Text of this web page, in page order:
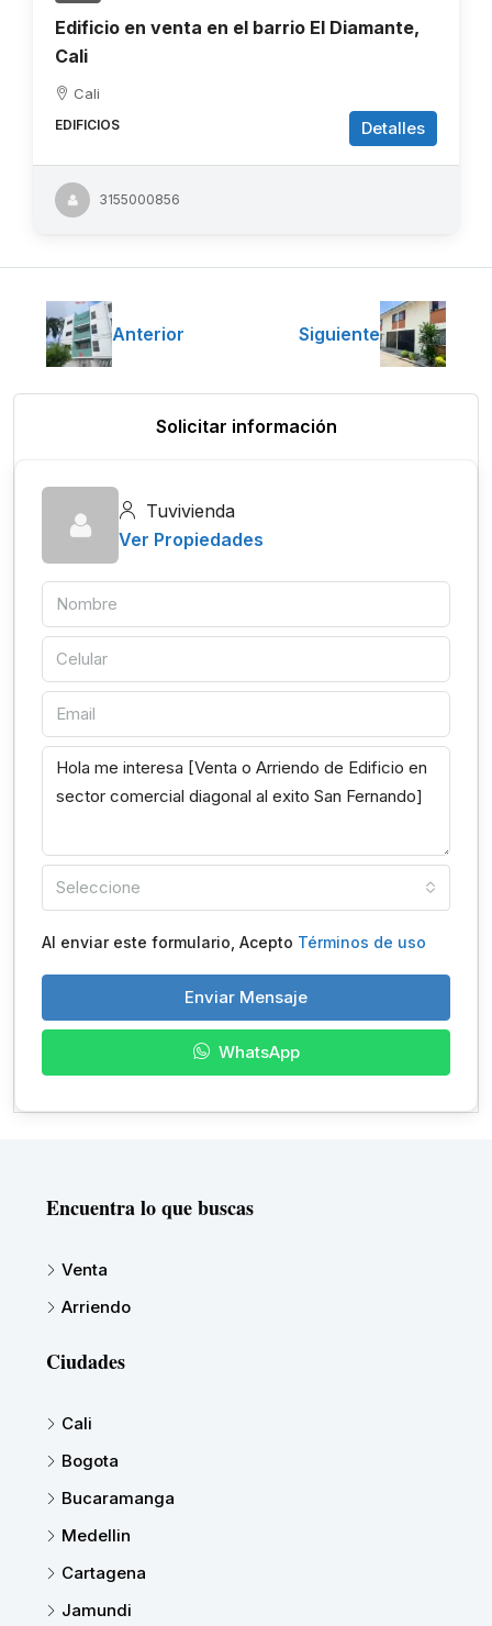
Edificio en venta en el barrio El Diamante,
Cali
Cali
EDIFICIOS Detalles
3155000856
Anterior Siguiente
Solicitar información
Tuvivienda
Ver Propiedades
Seleccione
Al enviar este formulario, Acepto Términos de uso
Enviar Mensaje
WhatsApp
Encuentra lo que buscas
Venta
Arriendo
Ciudades
Cali
Bogota
Bucaramanga
Medellin
Cartagena
Jamundi